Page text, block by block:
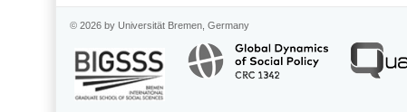
© 2026 by Universität Bremen, Germany